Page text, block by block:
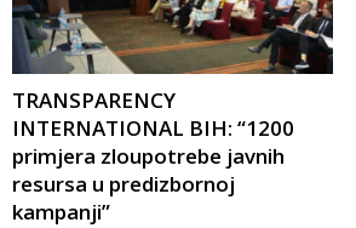
TRANSPARENCY
INTERNATIONAL BIH: “1200
primjera zloupotrebe javnih
resursa u predizbornoj
kampanji”